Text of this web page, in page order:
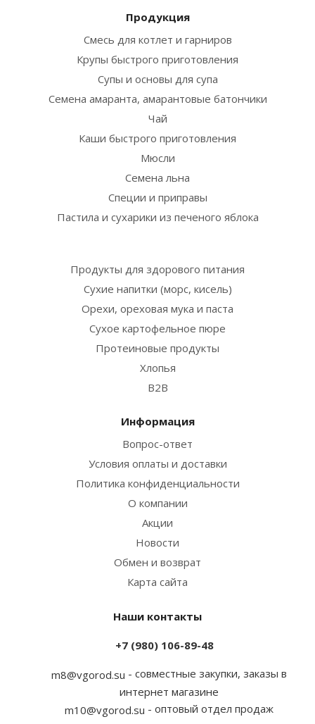
Продукция
Смесь для котлет и гарниров
Крупы быстрого приготовления
Супы и основы для супа
Семена амаранта, амарантовые батончики
Чай
Каши быстрого приготовления
Мюсли
Семена льна
Специи и приправы
Пастила и сухарики из печеного яблока
Продукты для здорового питания
Сухие напитки (морс, кисель)
Орехи, ореховая мука и паста
Сухое картофельное пюре
Протеиновые продукты
Хлопья
B2B
Информация
Вопрос-ответ
Условия оплаты и доставки
Политика конфиденциальности
О компании
Акции
Новости
Обмен и возврат
Карта сайта
Наши контакты
+7 (980) 106-89-48
m8@vgorod.su - совместные закупки, заказы в
интернет магазине
m10@vgorod.su - оптовый отдел продаж